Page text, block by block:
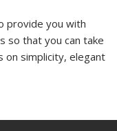
provide you with
so that you can take
on simplicity, elegant